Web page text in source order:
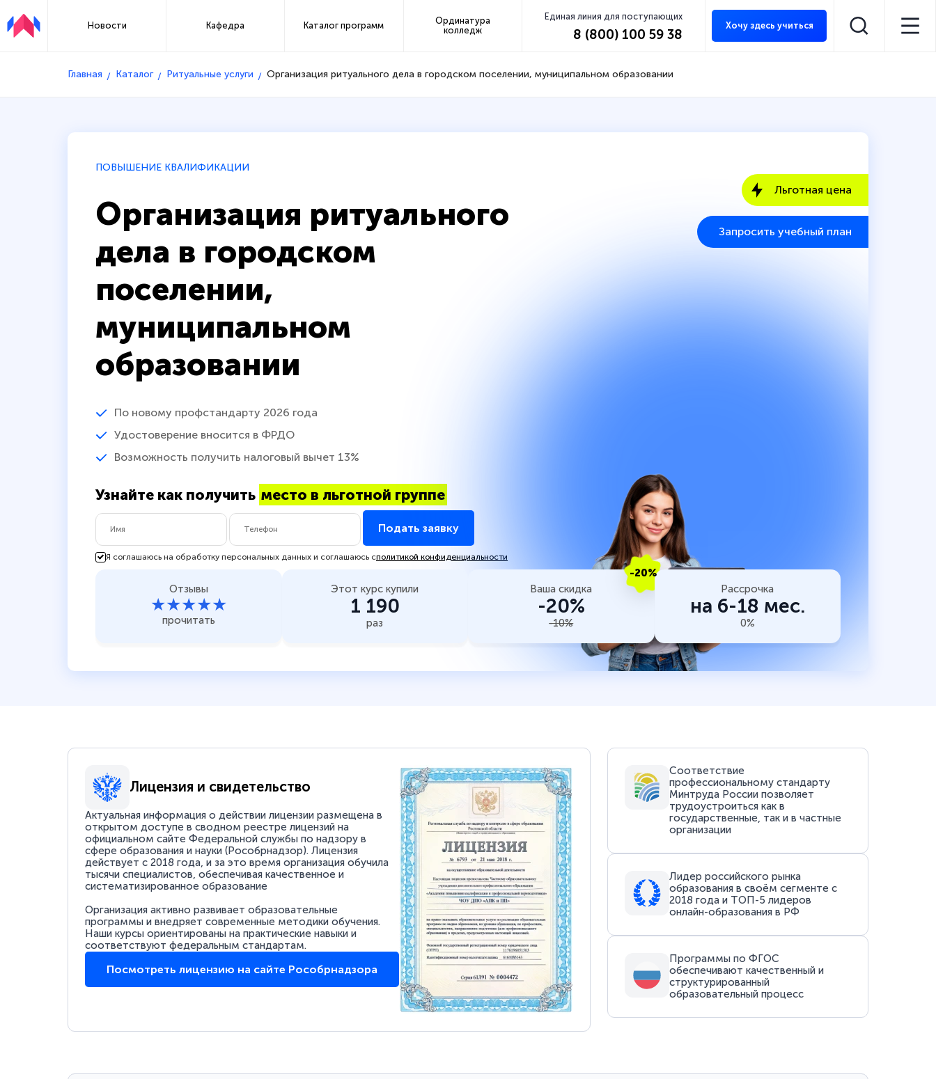
Новости Кафедра Каталог программ
Ординатура
колледж
Единая линия для поступающих
8 (800) 100 59 38
Хочу здесь учиться
Главная Каталог Ритуальные услуги Организация ритуального дела в городском поселении, муниципальном образовании
ПОВЫШЕНИЕ КВАЛИФИКАЦИИ
Организация ритуального
дела в городском
поселении,
муниципальном
образовании
По новому профстандарту 2026 года
Удостоверение вносится в ФРДО
Возможность получить налоговый вычет 13%
Узнайте как получить место в льготной группе
Подать заявку
Я соглашаюсь на обработку персональных данных и соглашаюсь сполитикой конфиденциальности
Льготная цена
Запросить учебный план
Отзывы
★★★★★
прочитать
Этот курс купили
1 190
раз
-20%
Ваша скидка
-20%
-10%
Рассрочка
на 6-18 мес.
0%
Лицензия и свидетельство
Актуальная информация о действии лицензии размещена в
открытом доступе в сводном реестре лицензий на
официальном сайте Федеральной службы по надзору в
сфере образования и науки (Рособрнадзор). Лицензия
действует с 2018 года, и за это время организация обучила
тысячи специалистов, обеспечивая качественное и
систематизированное образование
Организация активно развивает образовательные
программы и внедряет современные методики обучения.
Наши курсы ориентированы на практические навыки и
соответствуют федеральным стандартам.
Посмотреть лицензию на сайте Рособрнадзора
Соответствие
профессиональному стандарту
Минтруда России позволяет
трудоустроиться как в
государственные, так и в частные
организации
Лидер российского рынка
образования в своём сегменте с
2018 года и ТОП-5 лидеров
онлайн-образования в РФ
Программы по ФГОС
обеспечивают качественный и
структурированный
образовательный процесс